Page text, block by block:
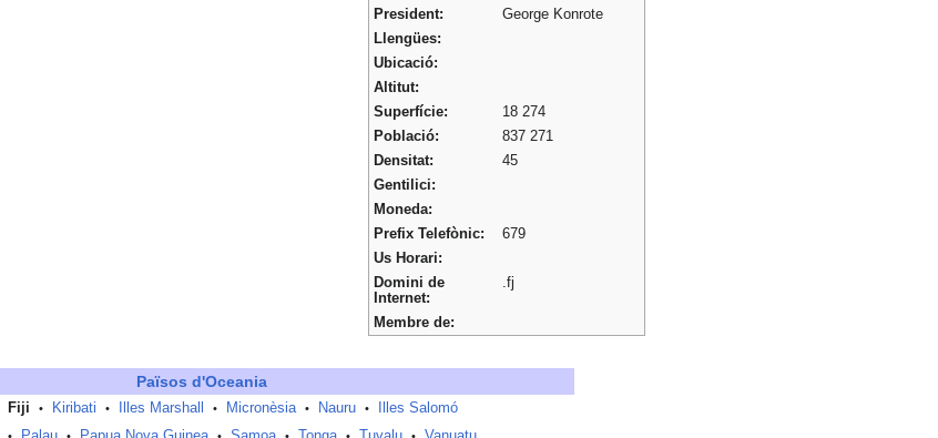
President:
George Konrote
Llengües:
Ubicació:
Altitut:
Superfície:
18 274
Població:
837 271
Densitat:
45
Gentilici:
Moneda:
Prefix Telefònic:
679
Us Horari:
Domini de
Internet:
.fj
Membre de:
Països d'Oceania
Fiji • Kiribati • Illes Marshall • Micronèsia • Nauru •
Illes Salomó